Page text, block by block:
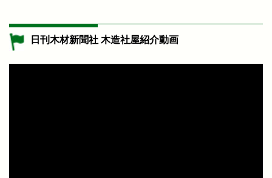
日刊木材新聞社 木造社屋紹介動画